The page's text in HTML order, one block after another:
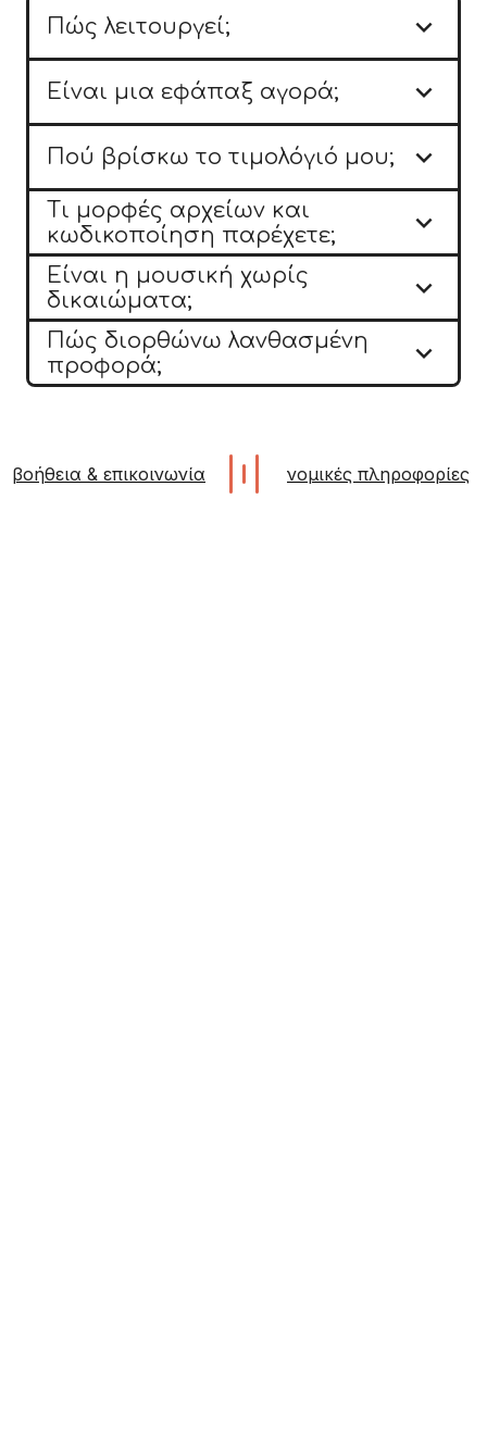
Πώς λειτουργεί; 
Είναι μια εφάπαξ αγορά; 
Πού βρίσκω το τιμολόγιό μου; 
Τι μορφές αρχείων και
κωδικοποίηση παρέχετε;

Είναι η μουσική χωρίς
δικαιώματα;

Πώς διορθώνω λανθασμένη
προφορά;

βοήθεια & επικοινωνία νομικές πληροφορίες